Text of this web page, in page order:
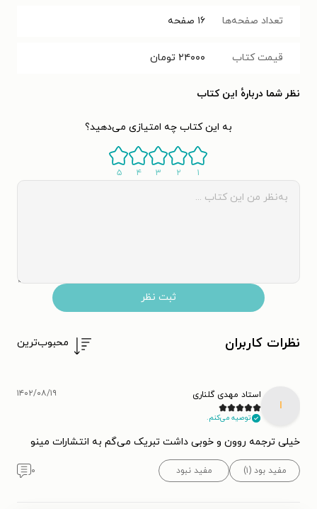
تعداد صفحه‌ها ۱۶ صفحه
قیمت کتاب ۲۴۰۰۰ تومان
نظر شما دربارهٔ این کتاب
به این کتاب چه امتیازی می‌دهید؟
۱ ۲ ۳ ۴ ۵
ثبت نظر
نظرات کاربران محبوب‌ترین
ا
استاد مهدی گلناری
توصیه می‌کنم.
۱۴۰۲/۰۸/۱۹
خیلی ترجمه روون و خوبی داشت تبریک می‌گم به انتشارات مینو
مفید بود (۱) مفید نبود ۰